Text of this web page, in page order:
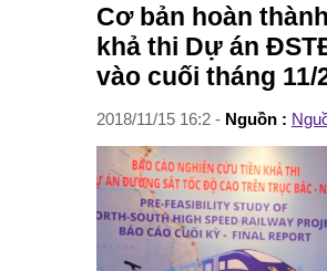
Cơ bản hoàn
khả thi Dự án
vào cuối tháng 11/
2018/11/15 16:2 - Nguồn :